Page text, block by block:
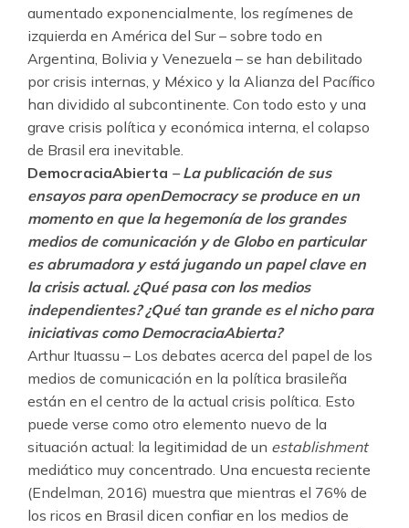
aumentado exponencialmente, los regímenes de
izquierda en América del Sur – sobre todo en
Argentina, Bolivia y Venezuela – se han debilitado
por crisis internas, y México y la Alianza del Pacífico
han dividido al subcontinente. Con todo esto y una
grave crisis política y económica interna, el colapso
de Brasil era inevitable.
DemocraciaAbierta – La publicación de sus
ensayos para openDemocracy se produce en un
momento en que la hegemonía de los grandes
medios de comunicación y de Globo en particular
es abrumadora y está jugando un papel clave en
la crisis actual. ¿Qué pasa con los medios
independientes? ¿Qué tan grande es el nicho para
iniciativas como DemocraciaAbierta?
Arthur Ituassu – Los debates acerca del papel de los
medios de comunicación en la política brasileña
están en el centro de la actual crisis política. Esto
puede verse como otro elemento nuevo de la
situación actual: la legitimidad de un establishment
mediático muy concentrado. Una encuesta reciente
(Endelman, 2016) muestra que mientras el 76% de
los ricos en Brasil dicen confiar en los medios de